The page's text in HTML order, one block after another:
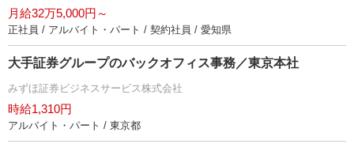
月給32万5,000円～
正社員 / アルバイト・パート / 契約社員 / 愛知県
大手証券グループのバックオフィス事務／東京本社
みずほ証券ビジネスサービス株式会社
時給1,310円
アルバイト・パート / 東京都